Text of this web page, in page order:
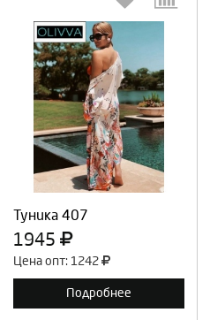
Туника 407
1945
Цена опт: 1242
Подробнее
Выберите количество:
Продолжить Отмена